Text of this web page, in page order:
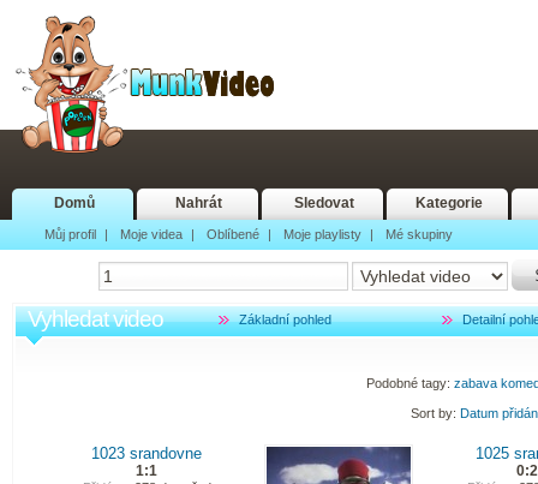
Domů Nahrát Sledovat Kategorie
Můj profil | Moje videa | Oblíbené | Moje playlisty | Mé skupiny
Vyhledat video Základní pohled Detailní
Podobné tagy: zabava
Sort by: Datum
1023 srandovne
1:1
1025